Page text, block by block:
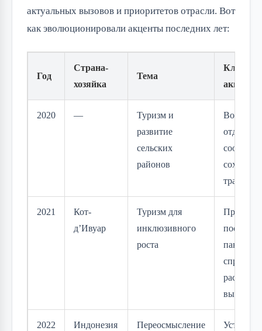
актуальных вызовов и приоритетов отрасли. Вот
как эволюционировали акценты последних лет:
Год
Страна-
хозяйка
Тема
акцент
2020 —
Туризм и
развитие
сельских
районов
традиций
2021
Кот-
д’Ивуар
Туризм для
инклюзивного
роста
выгод
2022 Индонезия
Переосмысление